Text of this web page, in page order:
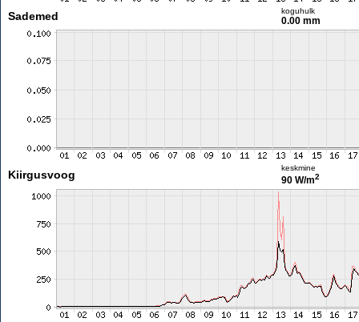
Sademed koguhulk
0.00 mm
Kiirgusvoog
keskmine
90 W/m2